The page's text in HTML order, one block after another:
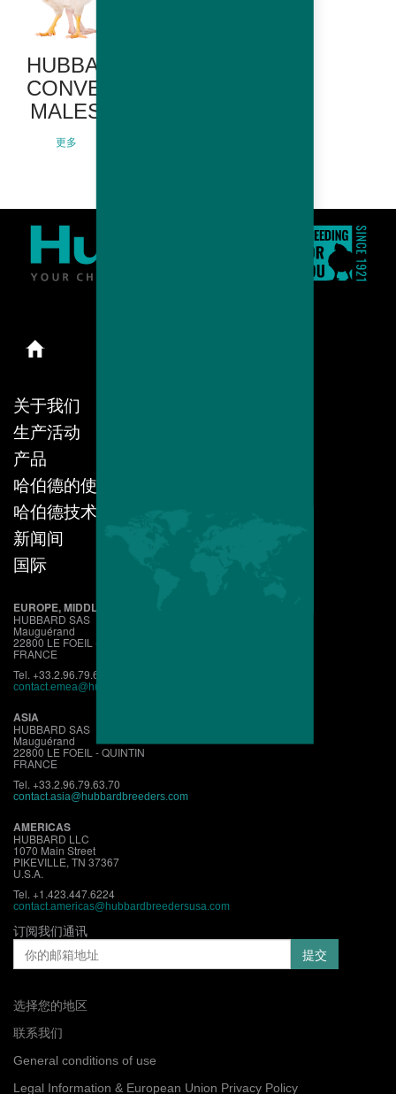
HUBBARD
CONVENTIONAL
MALES
更多
关于我们
生产活动
产品
哈伯德的使命
哈伯德技术
新闻间
国际
EUROPE, MIDDLE EAST, AFRICA
HUBBARD SAS
Mauguérand
22800 LE FOEIL - QUINTIN
FRANCE
Tel. +33.2.96.79.63.70
contact.emea@hubbardbreeders.com
ASIA
HUBBARD SAS
Mauguérand
22800 LE FOEIL - QUINTIN
FRANCE
Tel. +33.2.96.79.63.70
contact.asia@hubbardbreeders.com
AMERICAS
HUBBARD LLC
1070 Main Street
PIKEVILLE, TN 37367
U.S.A.
Tel. +1.423.447.6224
contact.americas@hubbardbreedersusa.com
订阅我们通讯
选择您的地区
联系我们
General conditions of use
Legal Information & European Union Privacy Policy